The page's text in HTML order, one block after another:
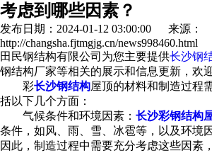
考虑到哪些因素？
发布日期：2024-01-12 03:00:00 来源：
http://changsha.fjtmgjg.cn/news998460.html
田民钢结构有限公司为您主要提供长沙钢
钢结构厂家等相关的展示和信息更新，欢
彩长沙钢结构屋顶的材料和制造过程
括以下几个方面：
气候条件和环境因素： 长沙彩钢结构
条件，如风、雨、雪、冰雹等，以及环境
因此，制造过程中需要充分考虑这些因素